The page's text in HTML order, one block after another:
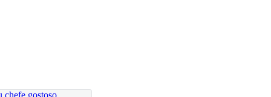
em outra notícia, e fazer com que a notícia
se casar, ela soube que talvez seu noivo pudesse